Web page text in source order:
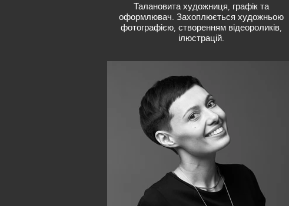
Талановита художниця, графік та
оформлювач. Захоплюється художньою
фотографією, створенням відеороликів,
ілюстрацій.